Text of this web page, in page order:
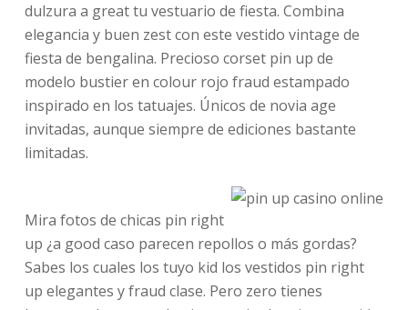
dulzura a great tu vestuario de fiesta. Combina
elegancia y buen zest con este vestido vintage de
fiesta de bengalina. Precioso corset pin up de
modelo bustier en colour rojo fraud estampado
inspirado en los tatuajes. Únicos de novia age
invitadas, aunque siempre de ediciones bastante
limitadas.
Mira fotos de chicas pin right
up ¿a good caso parecen repollos o más gordas?
Sabes los cuales los tuyo kid los vestidos pin right
up elegantes y fraud clase. Pero zero tienes